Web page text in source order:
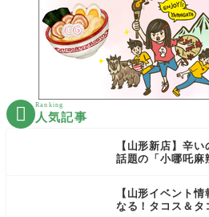
 Ranking
人気記事
【山形新店】辛
話題の「小哪吒麻
【山形イベント
なる！タコス＆タ